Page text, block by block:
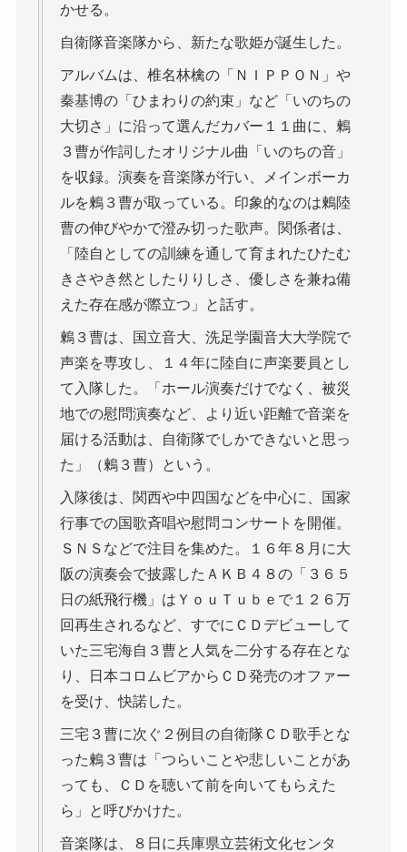
かせる。
自衛隊音楽隊から、新たな歌姫が誕生した。
アルバムは、椎名林檎の「ＮＩＰＰＯＮ」や
秦基博の「ひまわりの約束」など「いのちの
大切さ」に沿って選んだカバー１１曲に、鶫
３曹が作詞したオリジナル曲「いのちの音」
を収録。演奏を音楽隊が行い、メインボーカ
ルを鶫３曹が取っている。印象的なのは鶫陸
曹の伸びやかで澄み切った歌声。関係者は、
「陸自としての訓練を通して育まれたひたむ
きさやき然としたりりしさ、優しさを兼ね備
えた存在感が際立つ」と話す。
鶫３曹は、国立音大、洗足学園音大大学院で
声楽を専攻し、１４年に陸自に声楽要員とし
て入隊した。「ホール演奏だけでなく、被災
地での慰問演奏など、より近い距離で音楽を
届ける活動は、自衛隊でしかできないと思っ
た」（鶫３曹）という。
入隊後は、関西や中四国などを中心に、国家
行事での国歌斉唱や慰問コンサートを開催。
ＳＮＳなどで注目を集めた。１６年８月に大
阪の演奏会で披露したＡＫＢ４８の「３６５
日の紙飛行機」はＹｏｕＴｕｂｅで１２６万
回再生されるなど、すでにＣＤデビューして
いた三宅海自３曹と人気を二分する存在とな
り、日本コロムビアからＣＤ発売のオファー
を受け、快諾した。
三宅３曹に次ぐ２例目の自衛隊ＣＤ歌手とな
った鶫３曹は「つらいことや悲しいことがあ
っても、ＣＤを聴いて前を向いてもらえた
ら」と呼びかけた。
音楽隊は、８日に兵庫県立芸術文化センタ